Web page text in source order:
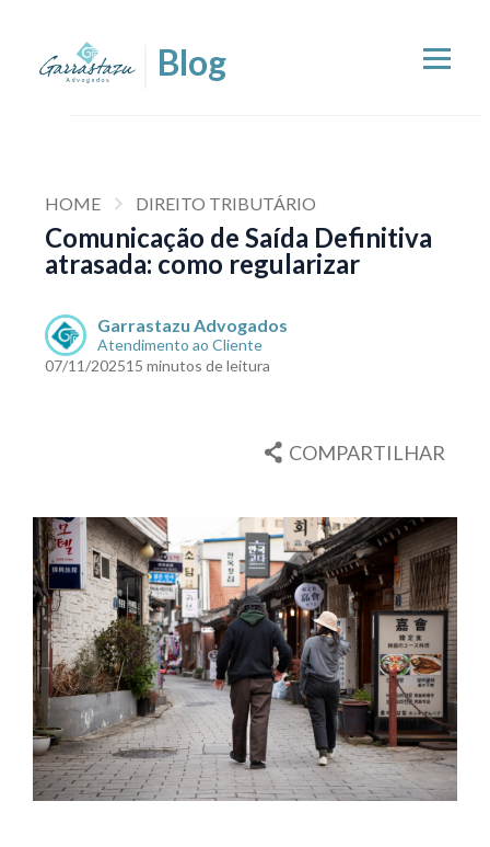
HOME DIREITO TRIBUTÁRIO
Comunicação de Saída Definitiva
atrasada: como regularizar
Garrastazu Advogados
Atendimento ao Cliente
07/11/202515 minutos de leitura
COMPARTILHAR